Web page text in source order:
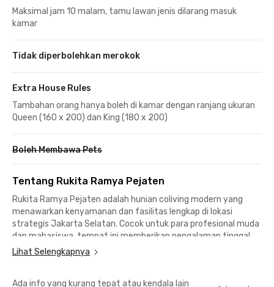
Maksimal jam 10 malam, tamu lawan jenis dilarang masuk
kamar
Tidak diperbolehkan merokok
Extra House Rules
Tambahan orang hanya boleh di kamar dengan ranjang ukuran
Queen (160 x 200) dan King (180 x 200)
Boleh Membawa Pets
Tentang Rukita Ramya Pejaten
Rukita Ramya Pejaten adalah hunian coliving modern yang
menawarkan kenyamanan dan fasilitas lengkap di lokasi
strategis Jakarta Selatan. Cocok untuk para profesional muda
dan mahasiswa, tempat ini memberikan pengalaman tinggal
yang praktis dan stylish dengan suasana yang homey.
berbagai area penting seperti TB Simatupang, Warung Buncit,
Lihat Selengkapnya
Ada info yang kurang tepat atau kendala lain